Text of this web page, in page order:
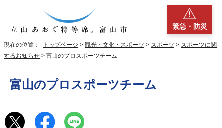
緊急・防災
現在の位置： トップページ > 観光・文化・スポーツ > スポーツ > スポーツに関
するお知らせ > 富山のプロスポーツチーム
富山のプロスポーツチーム